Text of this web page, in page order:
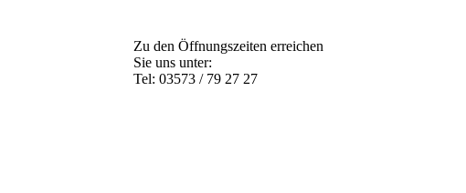
Zu den Öffnungszeiten erreichen
Sie uns unter:
Tel: 03573 / 79 27 27